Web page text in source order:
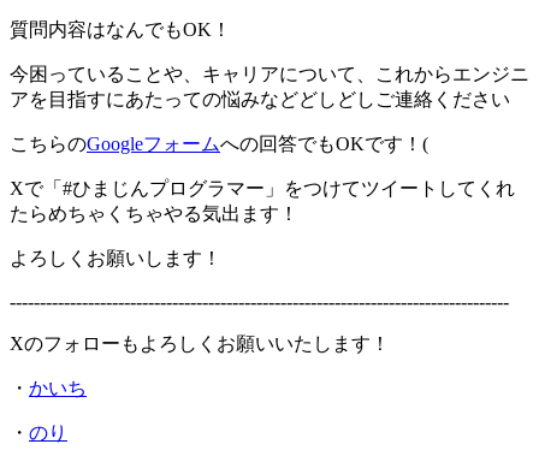
質問内容はなんでもOK！
今困っていることや、キャリアについて、これからエンジニ
アを目指すにあたっての悩みなどどしどしご連絡ください
こちらのGoogleフォームへの回答でもOKです！(
Xで「#ひまじんプログラマー」をつけてツイートしてくれ
たらめちゃくちゃやる気出ます！
よろしくお願いします！
-----------------------------------------------------------------------------------
Xのフォローもよろしくお願いいたします！
・ かいち
・ のり